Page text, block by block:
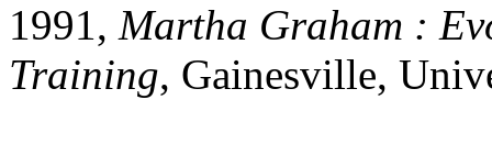
1991, Martha Graham :
Training, Gainesville,